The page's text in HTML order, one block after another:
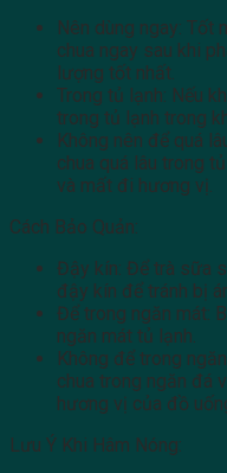
Nên dùng ngay: Tốt
chua ngay sau khi
lượng tốt nhất.
Trong tủ lạnh: Nếu
trong tủ lạnh trong
Không nên để quá
chua quá lâu trong
và mất đi hương vị.
Cách Bảo Quản:
Đậy kín: Để trà sữa
đậy kín để tránh bị
Để trong ngăn mát:
ngăn mát tủ lạnh.
Không để trong
chua trong ngăn đá
hương vị của đồ
Lưu Ý Khi Hâm Nóng: